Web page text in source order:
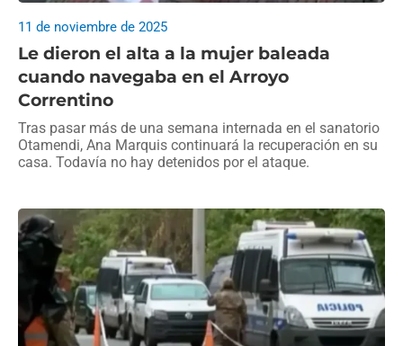
Le dieron el alta a la mujer baleada
cuando navegaba en el Arroyo
Correntino
11 de noviembre de 2025
Tras pasar más de una semana internada en el sanatorio
Otamendi, Ana Marquis continuará la recuperación en su
casa. Todavía no hay detenidos por el ataque.